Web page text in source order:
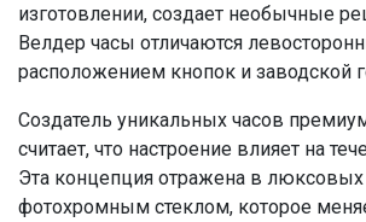
изготовлении, создает необычные
Велдер часы отличаются
расположением кнопок и заводской
Создатель уникальных часов
считает, что настроение влияет на
Эта концепция отражена в люксовых
фотохромным стеклом, которое